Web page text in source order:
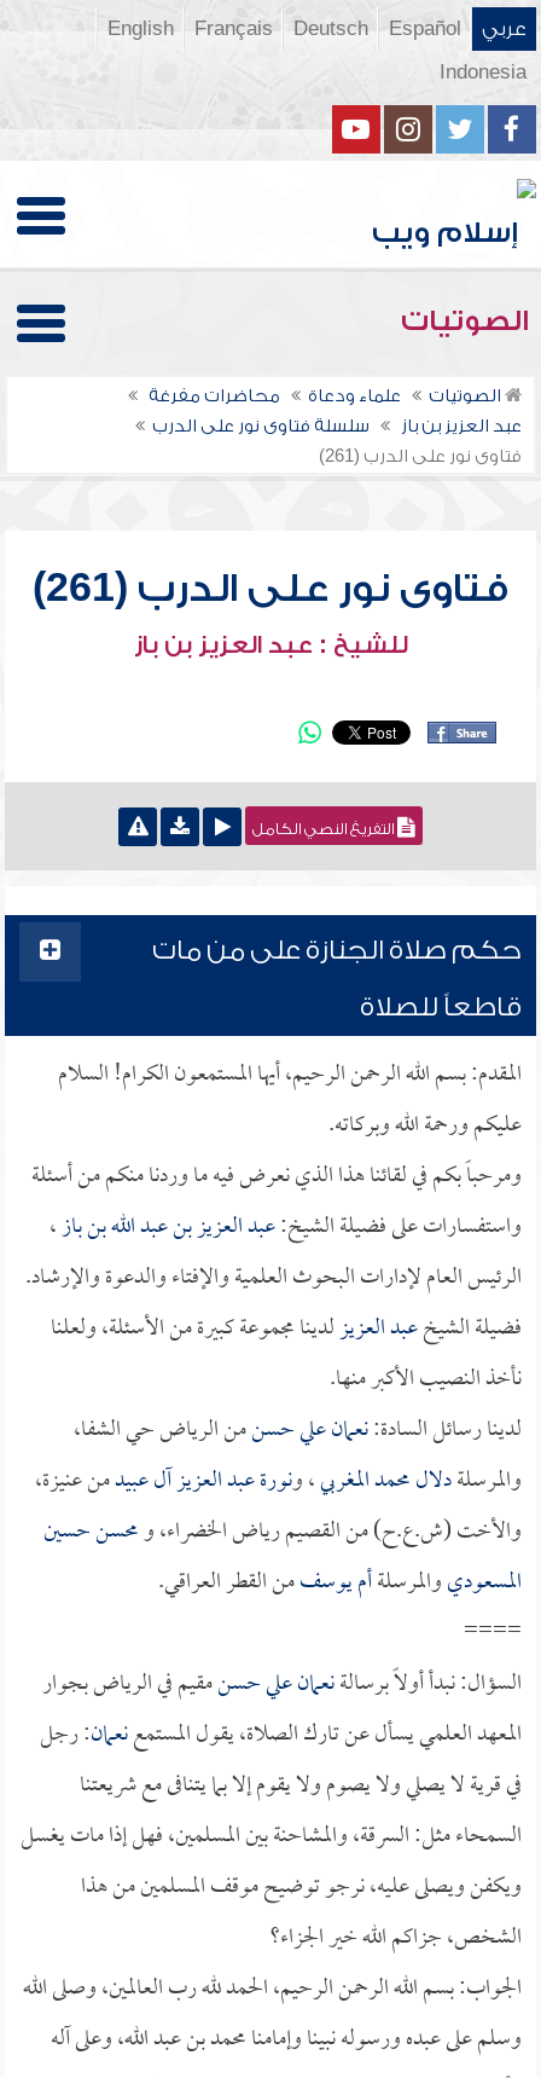
عربي Español
Deutsch
Français
English
Indonesia
الصوتيات
الصوتيات علماء ودعاة
محاضرات مفرغة
عبد العزيز بن باز
سلسلة فتاوى نور على الدرب
فتاوى نور على الدرب (261)
فتاوى نور على الدرب (261)
للشيخ : عبد العزيز بن باز
التفريغ النصي الكامل
حكم صلاة الجنازة على من مات
قاطعاً للصلاة
المقدم: بسم الله الرحمن الرحيم، أيها المستمعون الكرام! السلام
عليكم ورحمة الله وبركاته.
ومرحباً بكم في لقائنا هذا الذي نعرض فيه ما وردنا منكم من أسئلة
واستفسارات على فضيلة الشيخ:عبد العزيز بن عبد الله بن باز،
الرئيس العام لإدارات البحوث العلمية والإفتاء والدعوة والإرشاد.
فضيلة الشيخعبد العزيزلدينا مجموعة كبيرة من الأسئلة، ولعلنا
نأخذ النصيب الأكبر منها.
لدينا رسائل السادة:نعمان علي حسنمن الرياض حي الشفا،
والمرسلةدلال محمد المغربي، ونورة عبد العزيز آل عبيدمن عنيزة،
والأخت (ش.ع.ح) من القصيم رياض الخضراء، ومحسن حسين
المسعوديوالمرسلةأم يوسفمن القطر العراقي.
====
السؤال: نبدأ أولاً برسالةنعمان علي حسنمقيم في الرياض بجوار
المعهد العلمي يسأل عن تارك الصلاة، يقول المستمعنعمان: رجل
في قرية لا يصلي ولا يصوم ولا يقوم إلا بما يتنافى مع شريعتنا
السمحاء مثل: السرقة، والمشاحنة بين المسلمين، فهل إذا مات يغسل
ويكفن ويصلى عليه، نرجو توضيح موقف المسلمين من هذا
الشخص، جزاكم الله خير الجزاء؟
الجواب: بسم الله الرحمن الرحيم، الحمد لله رب العالمين، وصلى الله
وسلم على عبده ورسوله نبينا وإمامنا محمد بن عبد الله، وعلى آله